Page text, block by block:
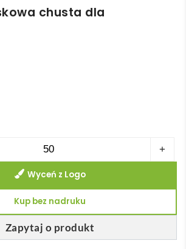
chusta dla
+
Zapytaj o produkt
Wyceń z Logo
Kup bez nadruku